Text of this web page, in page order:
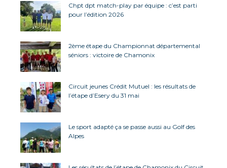
Chpt dpt match-play par équipe : c’est parti
pour l’édition 2026
2ème étape du Championnat départemental
séniors : victoire de Chamonix
Circuit jeunes Crédit Mutuel : les résultats de
l’étape d’Esery du 31 mai
Le sport adapté ça se passe aussi au Golf des
Alpes